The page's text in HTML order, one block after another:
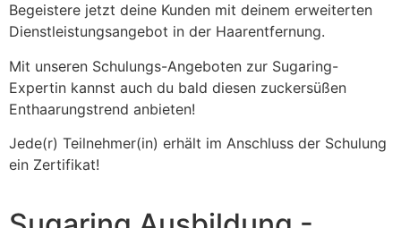
Begeistere jetzt deine Kunden mit deinem erweiterten
Dienstleistungsangebot in der Haarentfernung.
Mit unseren Schulungs-Angeboten zur Sugaring-
Expertin kannst auch du bald diesen zuckersüßen
Enthaarungstrend anbieten!
Jede(r) Teilnehmer(in) erhält im Anschluss der Schulung
ein Zertifikat!